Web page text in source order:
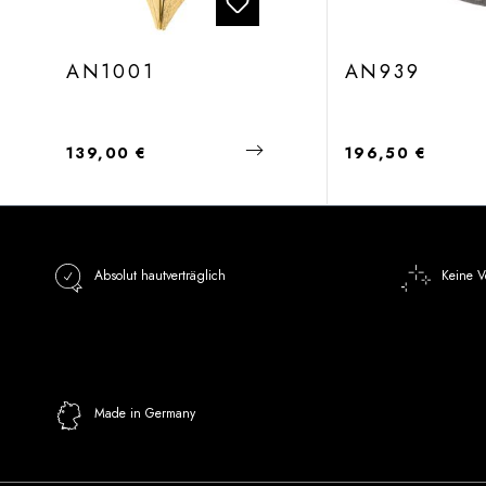
AN1001
Regulärer Preis:
139,00 €
AN939
Regulärer Preis:
196,50 €
Absolut hautverträglich Keine
Made in Germany